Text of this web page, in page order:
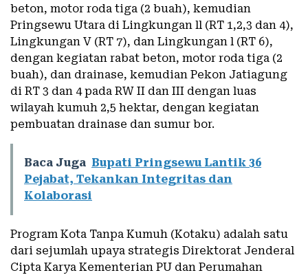
beton, motor roda tiga (2 buah), kemudian
Pringsewu Utara di Lingkungan ll (RT 1,2,3 dan 4),
Lingkungan V (RT 7), dan Lingkungan l (RT 6),
dengan kegiatan rabat beton, motor roda tiga (2
buah), dan drainase, kemudian Pekon Jatiagung
di RT 3 dan 4 pada RW II dan III dengan luas
wilayah kumuh 2,5 hektar, dengan kegiatan
pembuatan drainase dan sumur bor.
Baca Juga Bupati Pringsewu Lantik 36
Pejabat, Tekankan Integritas dan
Kolaborasi
Program Kota Tanpa Kumuh (Kotaku) adalah satu
dari sejumlah upaya strategis Direktorat Jenderal
Cipta Karya Kementerian PU dan Perumahan